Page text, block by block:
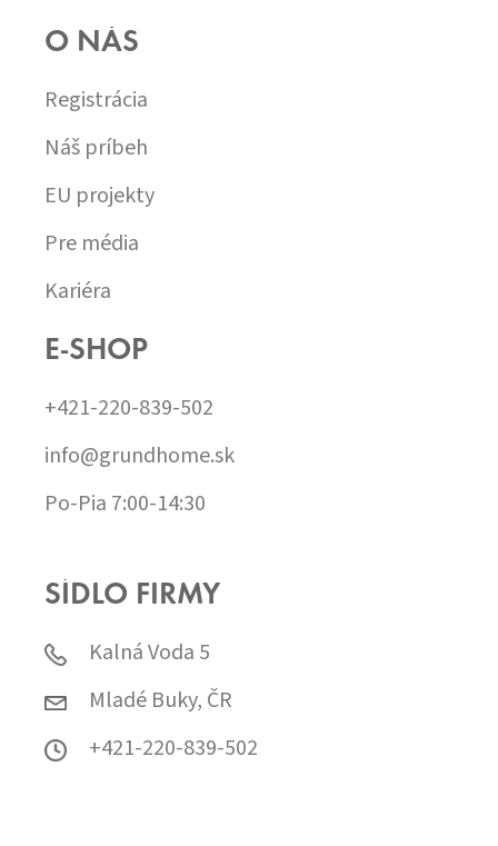
O NÁS
Registrácia
Náš príbeh
EU projekty
Pre média
Kariéra
E-SHOP
+421-220-839-502
info@grundhome.sk
Po-Pia 7:00-14:30
SÍDLO FIRMY
Kalná Voda 5
Mladé Buky, ČR
+421-220-839-502